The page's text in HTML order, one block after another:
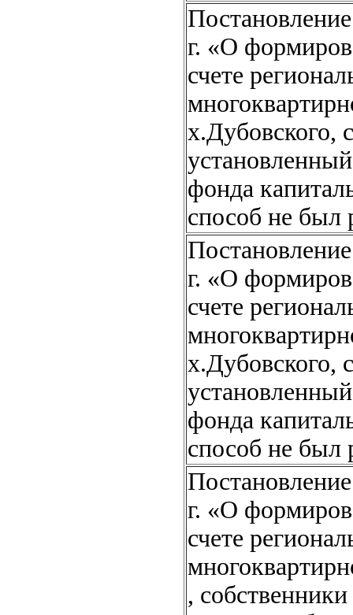
г. «О
счете
х.Дубовского,
фонда
способ не был
г. «О
счете
х.Дубовского,
фонда
способ не был
г. «О
счете
,